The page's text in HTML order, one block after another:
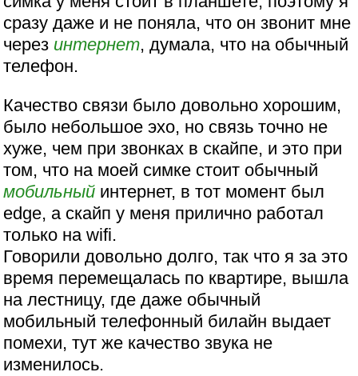
сразу даже и не поняла, что он звонит мне
через интернет, думала, что на обычный
телефон.
Качество связи было довольно хорошим,
было небольшое эхо, но связь точно не
хуже, чем при звонках в скайпе, и это при
том, что на моей симке стоит обычный
мобильный интернет, в тот момент был
edge, а скайп у меня прилично работал
только на wifi.
Говорили довольно долго, так что я за это
время перемещалась по квартире, вышла
на лестницу, где даже обычный
мобильный телефонный билайн выдает
помехи, тут же качество звука не
изменилось.